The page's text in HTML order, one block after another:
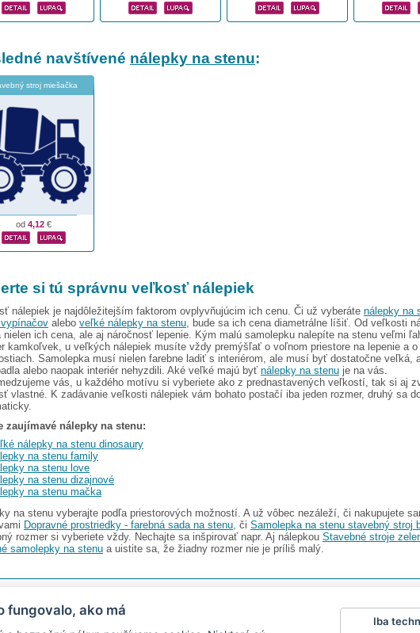
navštívené nálepky na stenu:
stroj miešačka
od 4,12 €
si tú správnu veľkosť nálepiek
nálepiek je najdôležitejším faktorom ovplyvňujúcim ich cenu. Či už vyberáte nálepky na
alebo veľké nálepky na stenu , bude sa ich cena diametrálne líšiť. Od veľkosti
nielen ich cena, ale aj náročnosť lepenie. Kým malú samolepku nalepíte na stenu veľmi
kamkoľvek, u veľkých nálepiek musíte vždy premýšľať o voľnom priestore na lepenie a
Samolepka musí nielen farebne ladiť s interiérom, ale musí byť dostatočne veľká,
alebo naopak interiér nehyzdili. Aké veľké majú byť nálepky na stenu je na vás.
vás, u každého motívu si vyberiete ako z prednastavených veľkostí, tak si aj
vlastné. K zadávanie veľkosti nálepiek vám bohato postačí iba jeden rozmer, druhý sa
zaujímavé nálepky na stenu:
nálepky na stenu dinosaury
na stenu family
na stenu love
na stenu dizajnové
na stenu mačka
na stenu vyberajte podľa priestorových možností. A už vôbec nezáleží, či nakupujete
Dopravné prostriedky - farebná sada na stenu , či Samolepka na stenu stavebný stroj
rozmer si vyberiete vždy. Nechajte sa inšpirovať napr. Aj nálepkou Stavebné stroje
samolepky na stenu a uistite sa, že žiadny rozmer nie je príliš malý.
na stenu| Magazín Reklamačný poriadok|
fungovalo, ako má
Iba